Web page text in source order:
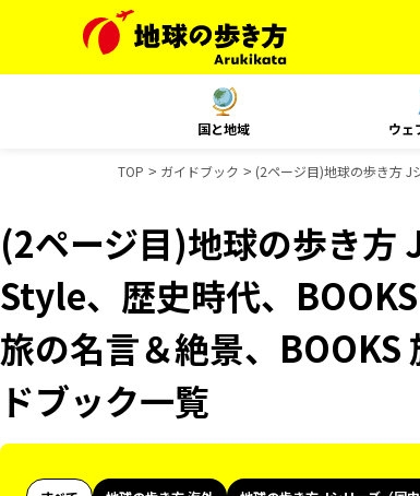
国と地域 ウェ
TOP ガイドブック (2ページ目)地球の歩き方 J
(2ページ目)地球の歩き方
Style、歴史時代、
旅の名言＆絶景、
ドブック一覧